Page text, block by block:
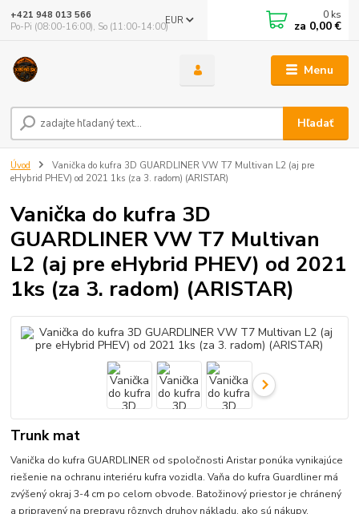
Menu
EUR
Hľadať
+421 948 013 566
Po-Pi (08:00-16:00), So (11:00-14:00)
0 ks
za 0,00 €
Úvod
Vanička do kufra 3D GUARDLINER VW T7 Multivan L2 (aj pre
eHybrid PHEV) od 2021 1ks (za 3. radom) (ARISTAR)
Vanička do kufra 3D
GUARDLINER VW T7 Multivan
L2 (aj pre eHybrid PHEV) od 2021
1ks (za 3. radom) (ARISTAR)
Trunk mat
Vanička do kufra GUARDLINER od spoločnosti Aristar ponúka vynikajúce
riešenie na ochranu interiéru kufra vozidla. Vaňa do kufra Guardliner má
zvýšený okraj 3-4 cm po celom obvode. Batožinový priestor je chránený
a pripravený na prepravu rôznych druhov nákladu, ako sú nákupy,